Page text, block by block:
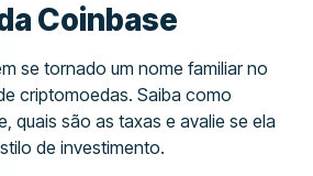
Coinbase
se tornado um nome familiar no
criptomoedas. Saiba como
quais são as taxas e avalie se ela
de investimento.